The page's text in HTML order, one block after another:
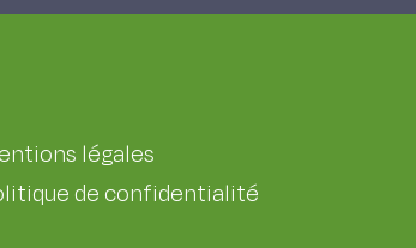
légales
de confidentialité